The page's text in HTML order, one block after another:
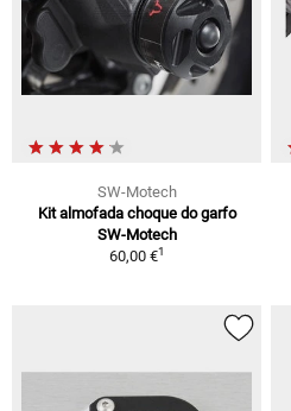
SW-Motech
Kit almofada choque do garfo
SW-Motech
60,00 €1